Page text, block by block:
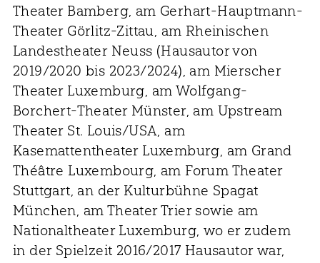
Theater Bamberg, am Gerhart-Hauptmann-
Theater Görlitz-Zittau, am Rheinischen
Landestheater Neuss (Hausautor von
2019/2020 bis 2023/2024), am Mierscher
Theater Luxemburg, am Wolfgang-
Borchert-Theater Münster, am Upstream
Theater St. Louis/USA, am
Kasemattentheater Luxemburg, am Grand
Théâtre Luxembourg, am Forum Theater
Stuttgart, an der Kulturbühne Spagat
München, am Theater Trier sowie am
Nationaltheater Luxemburg, wo er zudem
in der Spielzeit 2016/2017 Hausautor war,